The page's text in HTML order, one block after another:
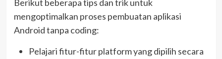
Berikut beberapa tips dan trik untuk
mengoptimalkan proses pembuatan aplikasi
Android tanpa coding:
Pelajari fitur-fitur platform yang dipilih secara